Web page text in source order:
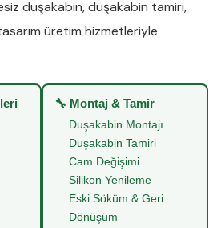
duşakabin,duşakabin tamiri,
üretim hizmetleriyle
🔧 Montaj & Tamir
Duşakabin Montajı
Duşakabin Tamiri
Cam Değişimi
Silikon Yenileme
Eski Söküm & Geri
Dönüşüm